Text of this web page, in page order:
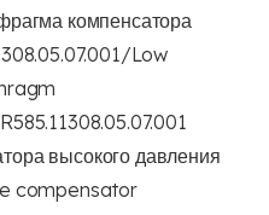
компенсатора
Low
высокого давления
compensator